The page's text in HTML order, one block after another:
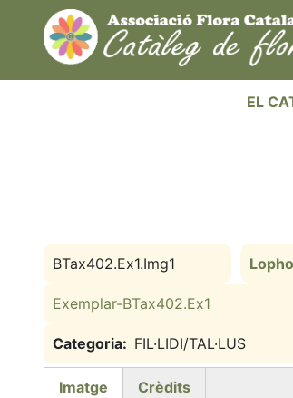
EL
BTax402.Ex1.Img1
Exemplar-BTax402.Ex1
Categoria FIL·LIDI/TAL·LUS
Imatge
Crèdits